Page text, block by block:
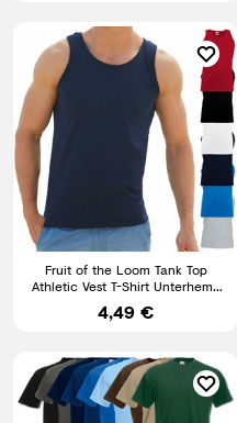
Fruit of the Loom Tank Top
Athletic Vest T-Shirt Unterhemd
Träger Muskelshirt
4,49 €